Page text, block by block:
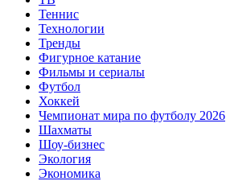
Теннис
Технологии
Тренды
Фигурное катание
Фильмы и сериалы
Футбол
Хоккей
Чемпионат мира по футболу 2026
Шахматы
Шоу-бизнес
Экология
Экономика